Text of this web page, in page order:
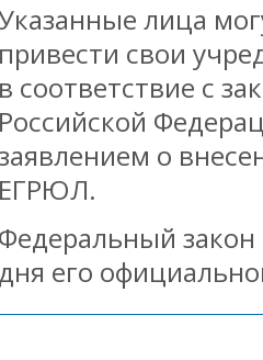
лица
привести свои
в соответствие с
Российской
о
ЕГРЮЛ.
Федеральный закон
дня его